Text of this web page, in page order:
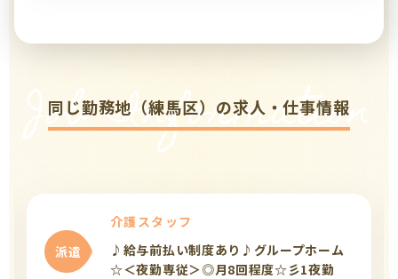
Job Information
同じ勤務地（練馬区）の求人・仕事情報
派遣
介護スタッフ
♪給与前払い制度あり♪グループホーム
☆＜夜勤専従＞◎月8回程度☆彡1夜勤